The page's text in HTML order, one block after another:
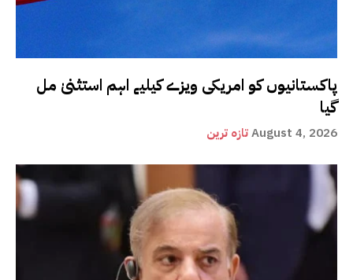
پاکستانیوں کو امریکی ویزے کیلیے اہم استثنیٰ مل
گیا
تازہ ترینAugust 4, 2026